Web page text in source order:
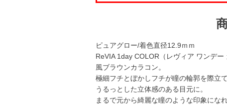
ピュアグロー/着色直径12.9ｍｍ
ReVIA 1day COLOR（レヴィア ワンデ
風ブラウンカラコン。
極細フチとぼかしフチが瞳の輪郭を際立
うるっとした立体感のある目元に。
まるで元から綺麗な瞳のような印象にな